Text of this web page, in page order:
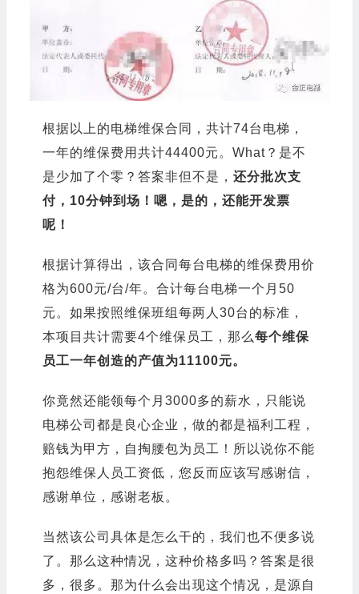
根据以上的电梯维保合同，共计74台电梯，
一年的维保费用共计44400元。What？是不
是少加了个零？答案非但不是， 还分批次支
付，10分钟到场！嗯，是的，还能开发票
呢！
根据计算得出，该合同每台电梯的维保费用价
格为600元/台/年。合计每台电梯一个月50
元。如果按照维保班组每两人30台的标准，
本项目共计需要4个维保员工，那么每个维保
员工一年创造的产值为11100元。
你竟然还能领每个月3000多的薪水，只能说
电梯公司都是良心企业，做的都是福利工程，
赔钱为甲方，自掏腰包为员工！所以说你不能
抱怨维保人员工资低，您反而应该写感谢信，
感谢单位，感谢老板。
当然该公司具体是怎么干的，我们也不便多说
了。那么这种情况，这种价格多吗？答案是很
多，很多。那为什么会出现这个情况，是源自